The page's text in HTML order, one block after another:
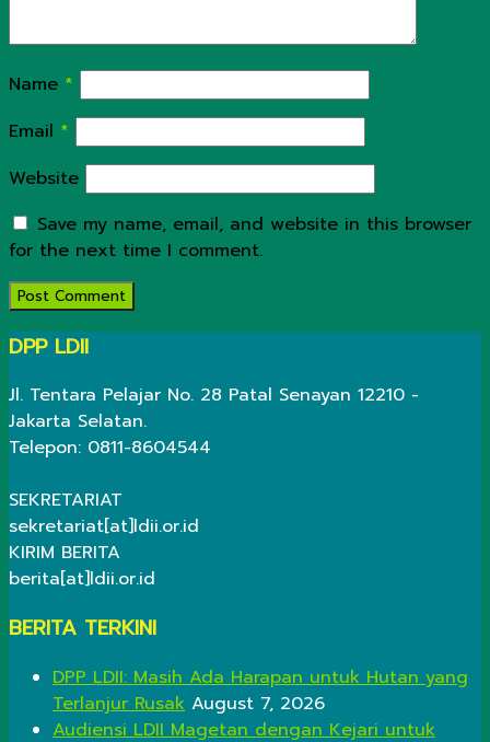
Name *
Email *
Website
Save my name, email, and website in this browser
for the next time I comment.
DPP LDII
Jl. Tentara Pelajar No. 28 Patal Senayan 12210 -
Jakarta Selatan.
Telepon: 0811-8604544
SEKRETARIAT
sekretariat[at]ldii.or.id
KIRIM BERITA
berita[at]ldii.or.id
BERITA TERKINI
DPP LDII: Masih Ada Harapan untuk Hutan yang
Terlanjur Rusak August 7, 2026
Audiensi LDII Magetan dengan Kejari untuk